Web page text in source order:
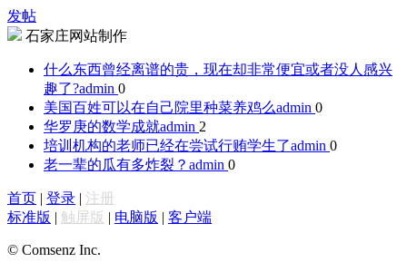
发帖
石家庄网站制作
什么东西曾经离谱的贵，现在却非常便宜或者没人感兴
趣了?admin 0
美国百姓可以在自己院里种菜养鸡么admin 0
华罗庚的数学成就admin 2
培训机构的老师已经在尝试行贿学生了admin 0
老一辈的瓜有多炸裂？ admin 0
首页 | 登录 | 注册
标准版 | 触屏版 | 电脑版 | 客户端
© Comsenz Inc.